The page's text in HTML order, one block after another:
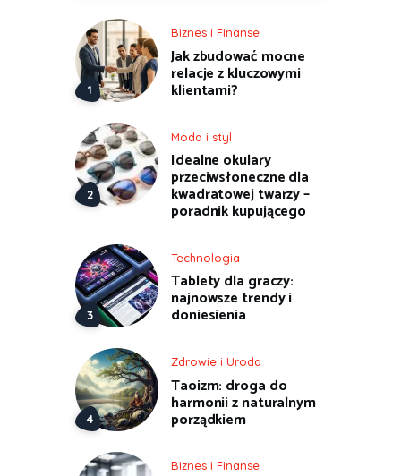
Biznes i Finanse
Jak zbudować mocne
relacje z kluczowymi
klientami?
Moda i styl
Idealne okulary
przeciwsłoneczne dla
kwadratowej twarzy –
poradnik kupującego
Technologia
Tablety dla graczy:
najnowsze trendy i
doniesienia
Zdrowie i Uroda
Taoizm: droga do
harmonii z naturalnym
porządkiem
Biznes i Finanse